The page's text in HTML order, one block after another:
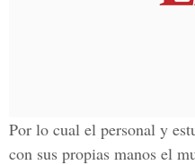
Por lo cual el personal y
con sus propias manos el